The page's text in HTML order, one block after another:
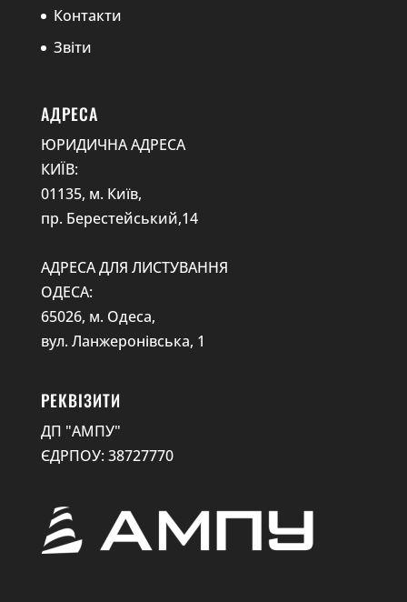
Контакти
Звіти
АДРЕСА
ЮРИДИЧНА АДРЕСА
КИЇВ:
01135, м. Київ,
пр. Берестейський,14
АДРЕСА ДЛЯ ЛИСТУВАННЯ
ОДЕСА:
65026, м. Одеса,
вул. Ланжеронівська, 1
РЕКВІЗИТИ
ДП "АМПУ"
ЄДРПОУ: 38727770